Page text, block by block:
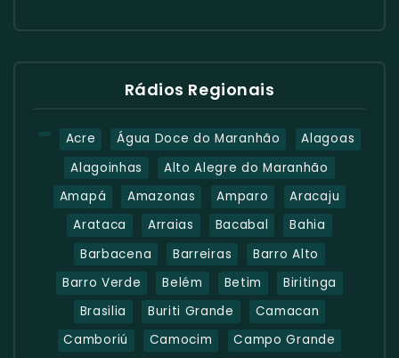
Rádios Regionais
Acre Água Doce do Maranhão
Alagoas
Alagoinhas
Alto Alegre do Maranhão
Amapá
Amazonas Amparo
Aracaju
Arataca
Arraias Bacabal
Bahia
Barbacena
Barreiras
Barro Alto
Barro Verde
Belém Betim
Biritinga
Brasilia
Buriti Grande
Camacan
Camboriú
Camocim Campo Grande